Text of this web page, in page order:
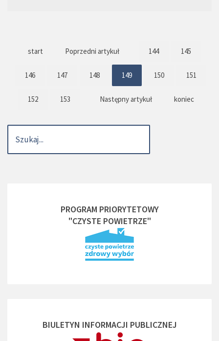
start Poprzedni artykuł 144 145
146 147 148 149 150 151
152 153 Następny artykuł koniec
PROGRAM PRIORYTETOWY
"CZYSTE POWIETRZE"
BIULETYN INFORMACJI PUBLICZNEJ